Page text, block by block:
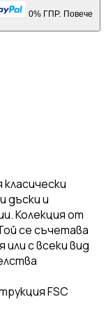
0% ГПР. Повече
дъски и
Колекция от
се съчетава
с всеки вид
FSC